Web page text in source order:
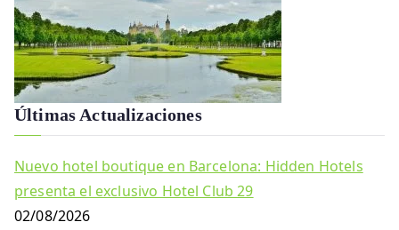
Últimas Actualizaciones
Nuevo hotel boutique en Barcelona: Hidden Hotels
presenta el exclusivo Hotel Club 29
02/08/2026